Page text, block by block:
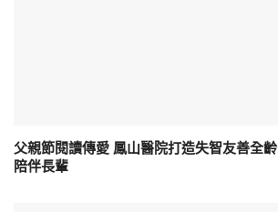
父親節閱讀傳愛 鳳山醫院打造失智友善全
陪伴長輩